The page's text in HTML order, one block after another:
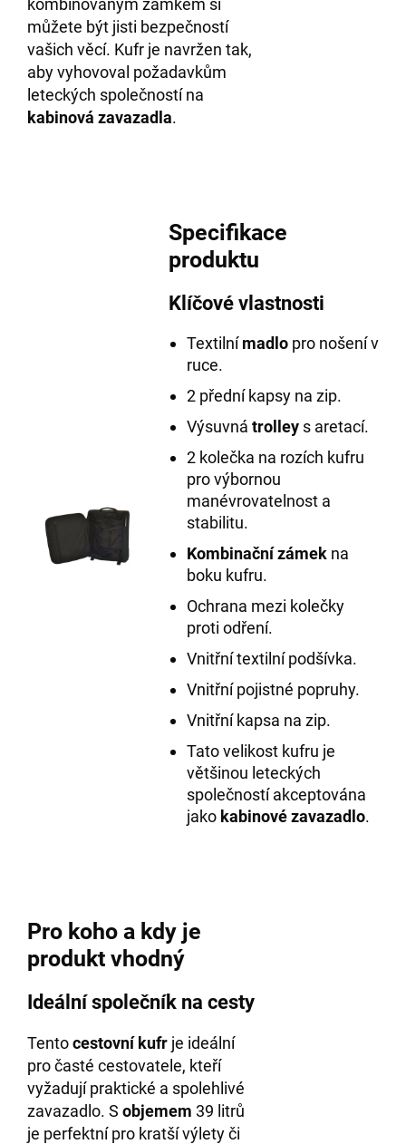
kombinovaným zámkem si
můžete být jisti bezpečností
vašich věcí. Kufr je navržen tak,
aby vyhovoval požadavkům
leteckých společností na
kabinová zavazadla.
Specifikace
produktu
Klíčové vlastnosti
Textilnímadlo pro nošení v
ruce.
2 přední kapsy na zip.
Výsuvná trolley s aretací.
2 kolečka na rozích kufru
pro výbornou
manévrovatelnost a
stabilitu.
Kombinační zámekna
boku kufru.
Ochrana mezi kolečky
proti odření.
Vnitřní textilní podšívka.
Vnitřní pojistné popruhy.
Vnitřní kapsa na zip.
Tato velikost kufru je
většinou leteckých
společností akceptována
jako kabinové zavazadlo.
Pro koho a kdy je
produkt vhodný
Ideální společník na cesty
Tentocestovní kufr je ideální
pro časté cestovatele, kteří
vyžadují praktické a spolehlivé
zavazadlo. S objemem 39 litrů
je perfektní pro kratší výlety či